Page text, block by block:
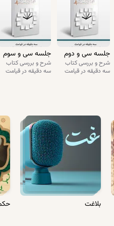
راه می‌افتد. قبل از اینکه
«تو نجف ما یک حسابداری داریم،
بسپاری، مشکلی برایت پیش نمی‌آید.
«آقا، من رفتم خدمت میرزای شیرازی،
از مکه مستقیم می‌رود نجف و
هزار سکه‌ای که به ایشان سپردم را
خبری ندارد. انگار این هزار سکه
شما نگفتید: "من ضامنم، به ضمانت من
احتمالاً روحش در وادی‌السلام است.
جلسه سی و دوم
شرح و بررسی کتاب
سه دقیقه در قیامت
جلسه سی و سوم
شرح و بررسی کتاب
سه دقیقه در قیامت
بلاغت